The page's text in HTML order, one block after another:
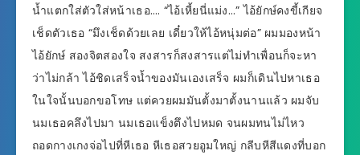
น้ำแตกใส่ตัวใส่หน้าเธอ…. “ไอ้เหี้ยนี่แม่ง…” ไอ้ยักษ์คงขี้เกียจ
เช็ดตัวเธอ “มึงเช็ดด้วยเลย เดี๋ยวให้ไอ้หนุ่มต่อ” ผมมองหน้า
ไอ้ยักษ์ สองจิตสองใจ สงสารก็สงสารแต่ไม่ทำเพื่อนก็จะหา
ว่าไม่กล้า ไอ้ชิดเสร็จน้ำของมันเองเสร็จ ผมก็เดินไปหาเธอ
ในใจนั้นบอกขอโทษ แต่ควยผมมันตั้งมาตั้งนานแล้ว ผมจับ
นมเธอคลึงไปมา นมเธอแข็งตึงไปหมด จนผมทนไม่ไหว
ถอดกางเกงจ่อไปที่หีเธอ หีเธอสวยอูมใหญ่ กลีบหีสีแดงที่บอก